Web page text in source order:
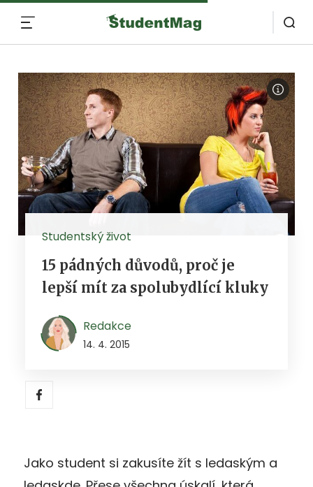
Studentský život
15 pádných důvodů, proč je
lepší mít za spolubydlící kluky
Redakce
14. 4. 2015
Jako student si zakusíte žít s ledaským a